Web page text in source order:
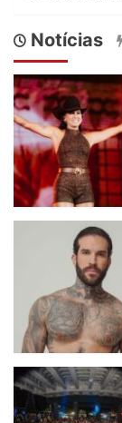
Notícias